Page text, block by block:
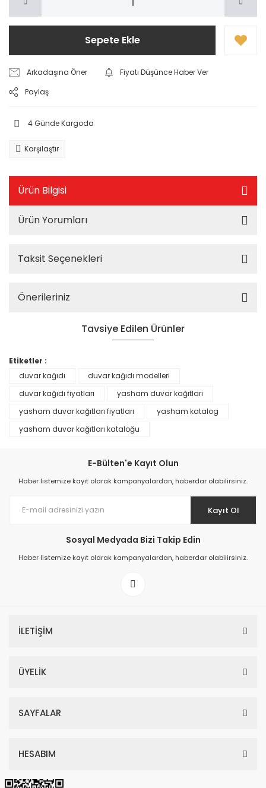
Sepete Ekle
Arkadaşına Öner
Fiyatı Düşünce Haber Ver
Paylaş
4 Günde Kargoda
Karşılaştır
Ürün Bilgisi
Ürün Yorumları
Taksit Seçenekleri
Önerileriniz
Tavsiye Edilen Ürünler
Prime ArtDECO Duvar Kağıdı Tutkalı 500 gr
199,00 TL
Etiketler :
duvar kağıdı
duvar kağıdı modelleri
duvar kağıdı fiyatları
yasham duvar kağıtları
yasham duvar kağıtları fiyatları
yasham katalog
yasham duvar kağıtları kataloğu
E-Bülten'e Kayıt Olun
Haber listemize kayıt olarak kampanyalardan, haberdar olabilirsiniz.
Kayıt Ol
Sosyal Medyada Bizi Takip Edin
Haber listemize kayıt olarak kampanyalardan, haberdar olabilirsiniz.
İLETİŞİM
ÜYELİK
SAYFALAR
HESABIM